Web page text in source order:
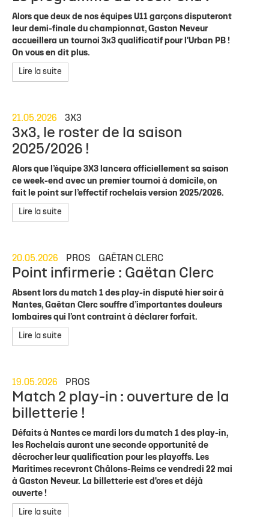
Alors que deux de nos équipes U11 garçons disputeront
leur demi-finale du championnat, Gaston Neveur
accueillera un tournoi 3x3 qualificatif pour l'Urban PB !
On vous en dit plus.
Lire la suite
21.05.2026 3X3
3x3, le roster de la saison
2025/2026 !
Alors que l’équipe 3X3 lancera officiellement sa saison
ce week-end avec un premier tournoi à domicile, on
fait le point sur l’effectif rochelais version 2025/2026.
Lire la suite
20.05.2026 PROS GAËTAN CLERC
Point infirmerie : Gaëtan Clerc
Absent lors du match 1 des play-in disputé hier soir à
Nantes, Gaëtan Clerc souffre d’importantes douleurs
lombaires qui l’ont contraint à déclarer forfait.
Lire la suite
19.05.2026 PROS
Match 2 play-in : ouverture de la
billetterie !
Défaits à Nantes ce mardi lors du match 1 des play-in,
les Rochelais auront une seconde opportunité de
décrocher leur qualification pour les playoffs. Les
Maritimes recevront Châlons-Reims ce vendredi 22 mai
à Gaston Neveur. La billetterie est d'ores et déjà
ouverte !
Lire la suite